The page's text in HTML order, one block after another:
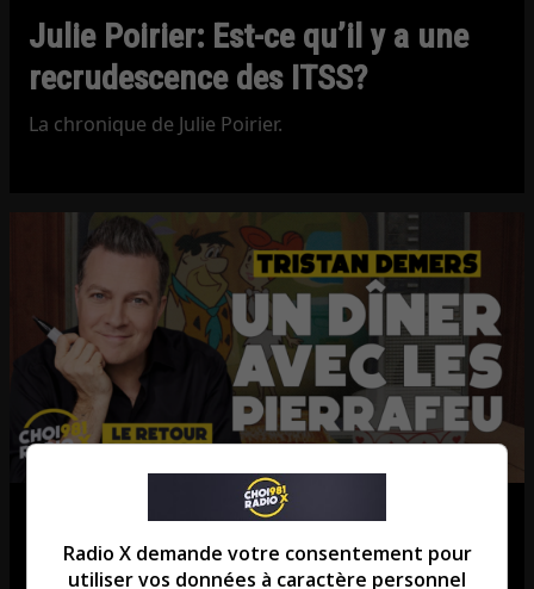
Julie Poirier: Est-ce qu’il y a une
recrudescence des ITSS?
La chronique de Julie Poirier.
Tristan Demers: Le Québec se
souvient des Pierrafeu!
Radio X demande votre consentement pour
utiliser vos données à caractère personnel